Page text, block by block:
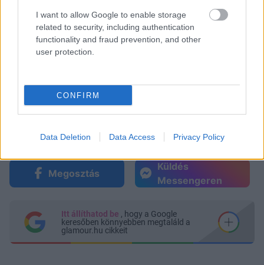
I want to allow Google to enable storage
related to security, including authentication
functionality and fraud prevention, and other
user protection.
CONFIRM
Data Deletion Data Access Privacy Policy
Megosztás
Küldés
Messengeren
Itt állíthatod be , hogy a Google
keresőben könnyebben megtaláld a
glamour.hu cikkeit